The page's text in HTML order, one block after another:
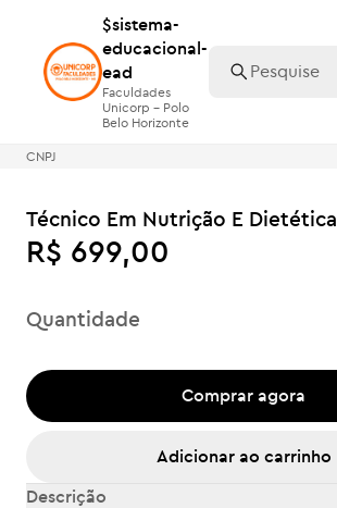
$sistema-
educacional-
ead
Faculdades
Unicorp - Polo
Belo Horizonte
$sistema-
educacional-
ead
Faculdades
Unicorp - Polo
Belo Horizonte
CNPJ
Técnico Em Nutrição E Dietética
R$ 699,00
Quantidade
Comprar agora
Adicionar ao carrinho
Descrição